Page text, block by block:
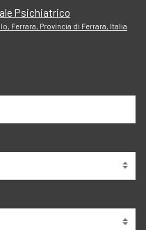
Psichiatrico
Ferrara, Provincia di Ferrara, Italia